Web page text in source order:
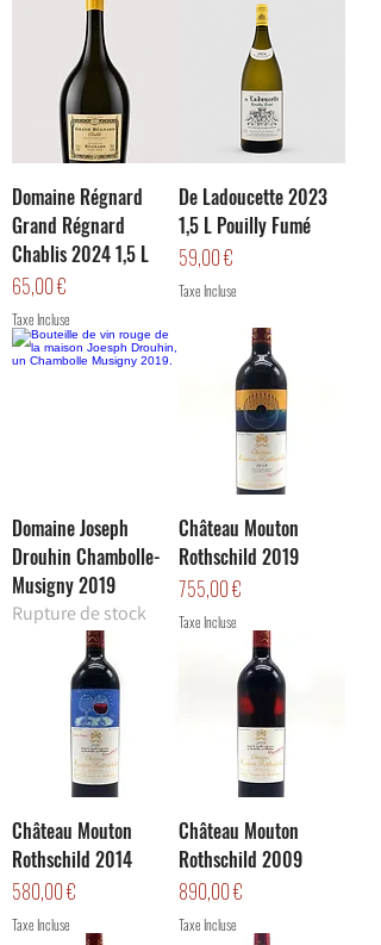
Domaine Régnard
Grand Régnard
Chablis 2024 1,5 L
Prix
65,00 €
Taxe Incluse
De Ladoucette 2023
1,5 L Pouilly Fumé
Prix
59,00 €
Taxe Incluse
Domaine Joseph
Drouhin Chambolle-
Musigny 2019
Rupture de stock
Château Mouton
Rothschild 2019
Prix
755,00 €
Taxe Incluse
Château Mouton
Rothschild 2014
Prix
580,00 €
Taxe Incluse
Château Mouton
Rothschild 2009
Prix
890,00 €
Taxe Incluse